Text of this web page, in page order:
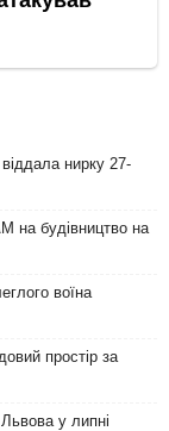
нирку 27-
на будівництво на
воїна
простір за
у липні